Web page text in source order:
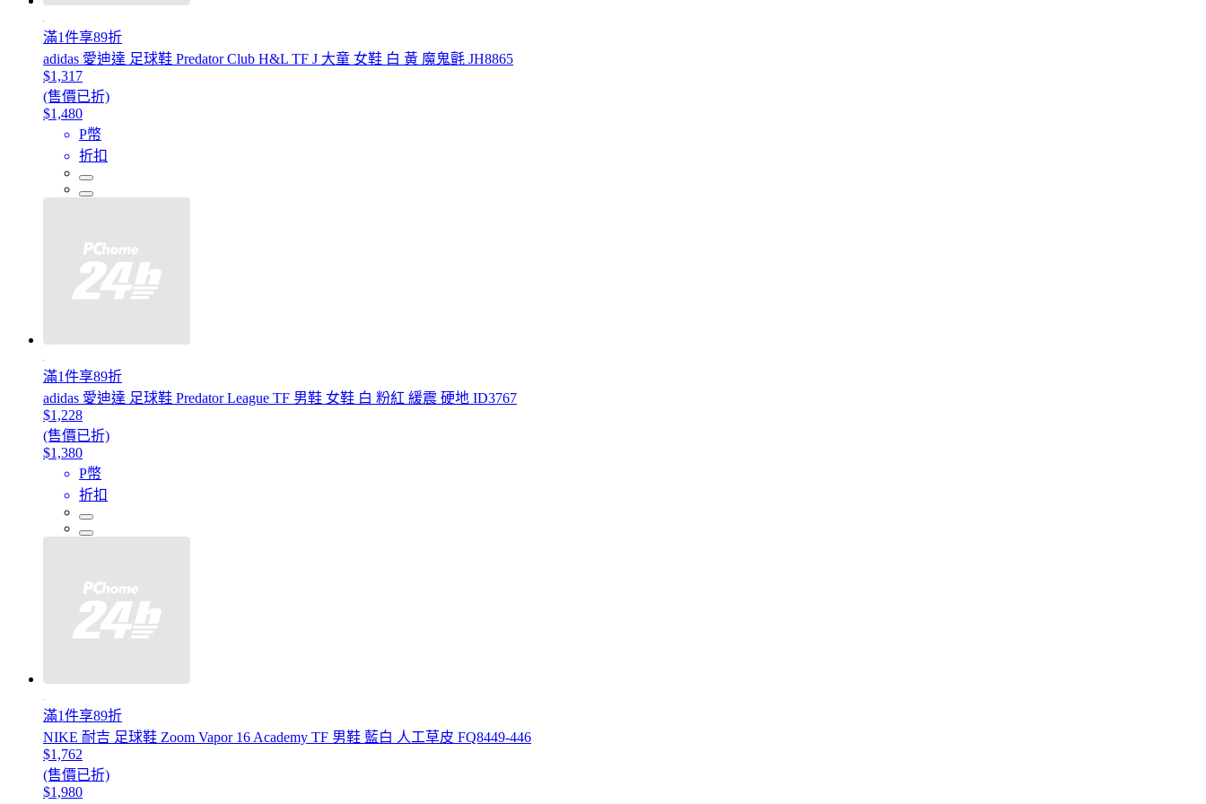
滿1件享89折
adidas 愛迪達 足球鞋 Predator Club H&L TF J 大童 女鞋 白 黃 魔鬼氈 JH8865
$1,317
(售價已折)
$1,480
P幣
折扣
滿1件享89折
adidas 愛迪達 足球鞋 Predator League TF 男鞋 女鞋 白 粉紅 緩震 硬地 ID3767
$1,228
(售價已折)
$1,380
P幣
折扣
滿1件享89折
NIKE 耐吉 足球鞋 Zoom Vapor 16 Academy TF 男鞋 藍白 人工草皮 FQ8449-446
$1,762
(售價已折)
$1,980